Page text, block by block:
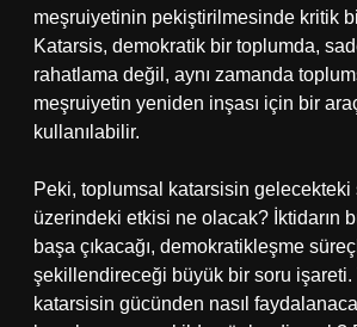
meşruiyetinin pekiştirilmesinde kritik
Katarsis, demokratik bir toplumda,
rahatlama değil, aynı zamanda
meşruiyetin yeniden inşası için bir
kullanılabilir.
Peki, toplumsal katarsisin gelecekteki
üzerindeki etkisi ne olacak? İktidarın
başa çıkacağı, demokratikleşme
şekillendireceği büyük bir soru işareti.
katarsisin gücünden nasıl